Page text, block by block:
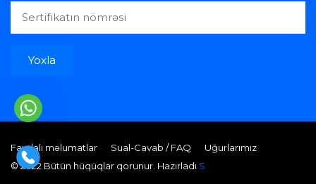
Yoxla
Faydalı məlumatlar Sual-Cavab / FAQ
Uğurlarımız
© 2022 Bütün hüqüqlar qorunur. Hazırladı S